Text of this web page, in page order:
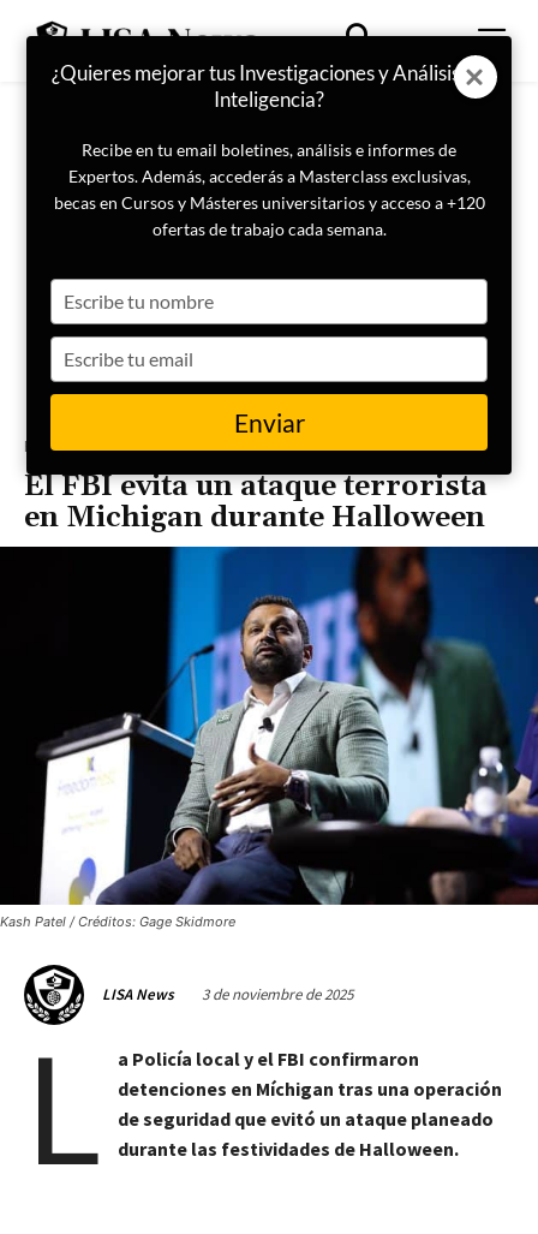
Portada Actualidad
El FBI evita un ataque terrorista
en Michigan durante Halloween
Kash Patel / Créditos: Gage Skidmore
LISA News 3 de noviembre de 2025
L
a Policía local y el FBI confirmaron
detenciones en Míchigan tras una operación
de seguridad que evitó un ataque planeado
durante las festividades de Halloween.
¿Quieres mejorar tus Investigaciones y Análisis de
Inteligencia?
Recibe en tu email boletines, análisis e informes de
Expertos. Además, accederás a Masterclass exclusivas,
becas en Cursos y Másteres universitarios y acceso a +120
ofertas de trabajo cada semana.
your
name
your
email
Enviar